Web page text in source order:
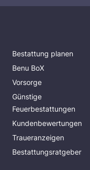
Bestattung planen
Benu BoX
Vorsorge
Günstige
Feuerbestattungen
Kundenbewertungen
Traueranzeigen
Bestattungsratgeber